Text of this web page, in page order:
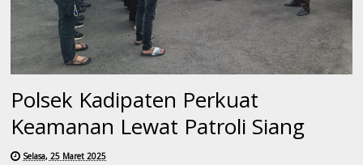
Polsek Kadipaten Perkuat
Keamanan Lewat Patroli Siang
Selasa, 25 Maret 2025